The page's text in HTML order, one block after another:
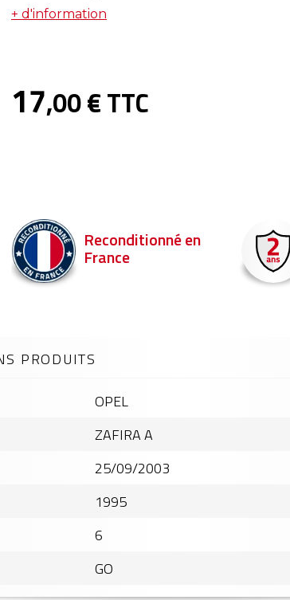
+ d'information
17,00 € TTC
Garantie 2 ans
pour
OPEL
ZAFIRA A
25/09/2003
1995
6
GO
PRODUITS